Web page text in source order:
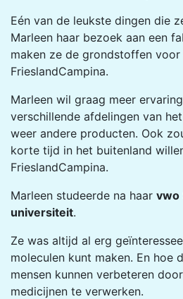
Eén van de leukste dingen die
Marleen haar bezoek aan een
maken ze de grondstoffen
FrieslandCampina.
Marleen wil graag meer
verschillende afdelingen van
weer andere producten. Ook
korte tijd in het buitenland
FrieslandCampina.
Marleen studeerde na haar vwo
universiteit.
Ze was altijd al erg
moleculen kunt maken. En hoe
mensen kunnen verbeteren
medicijnen te verwerken.